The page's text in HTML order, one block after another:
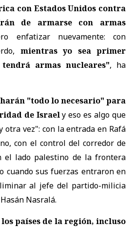
con Estados Unidos contra
de armarse con armas
enfatizar nuevamente: con
mientras yo sea primer
armas nucleares", ha
harán "todo lo necesario" para
de Israely eso es algo que
otra vez": con la entrada en Rafá
con el control del corredor de
el lado palestino de la frontera
cuando sus fuerzas entraron en
al jefe del partido-milicia
Nasralá.
países de la región, incluso